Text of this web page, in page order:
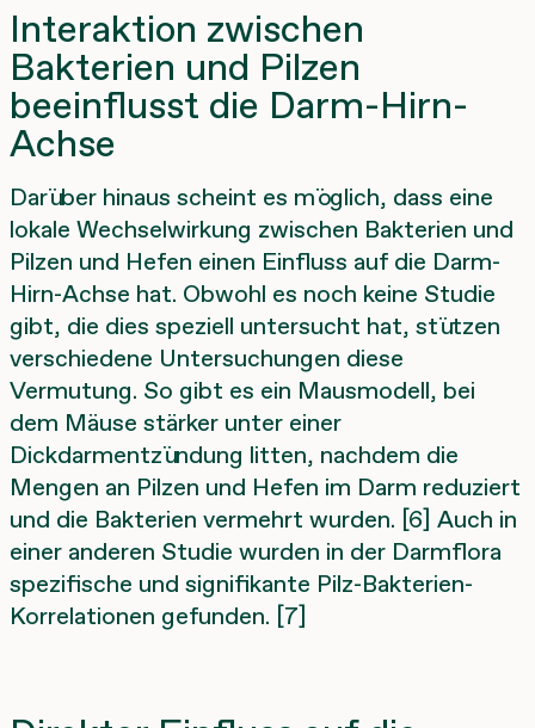
Interaktion zwischen
Bakterien und Pilzen
beeinflusst die Darm-Hirn-
Achse
Darüber hinaus scheint es möglich, dass eine
lokale Wechselwirkung zwischen Bakterien und
Pilzen und Hefen einen Einfluss auf die Darm-
Hirn-Achse hat. Obwohl es noch keine Studie
gibt, die dies speziell untersucht hat, stützen
verschiedene Untersuchungen diese
Vermutung. So gibt es ein Mausmodell, bei
dem Mäuse stärker unter einer
Dickdarmentzündung litten, nachdem die
Mengen an Pilzen und Hefen im Darm reduziert
und die Bakterien vermehrt wurden. [6] Auch in
einer anderen Studie wurden in der Darmflora
spezifische und signifikante Pilz-Bakterien-
Korrelationen gefunden. [7]